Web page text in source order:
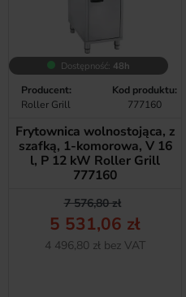
Dostępność: 48h
Producent:
Roller Grill
Kod produktu:
777160
Frytownica wolnostojąca, z
szafką, 1-komorowa, V 16
l, P 12 kW Roller Grill
777160
Cena
7 576,80 zł
Cena
5 531,06 zł
Netto
4 496,80 zł bez VAT